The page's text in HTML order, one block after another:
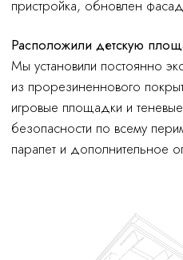
14 млн
экономия
300